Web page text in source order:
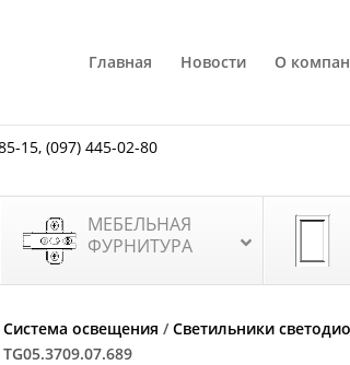
Главная Новости О
15,(097) 445-02-80
МЕБЕЛЬНАЯ
ФУРНИТУРА
Система освещения /Светильники